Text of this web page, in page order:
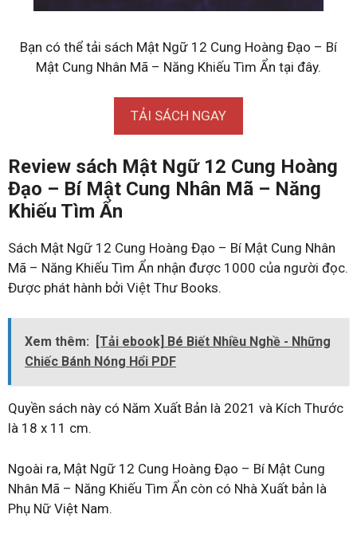
Bạn có thể tải sách Mật Ngữ 12 Cung Hoàng Đạo – Bí
Mật Cung Nhân Mã – Năng Khiếu Tìm Ẩn tại đây.
TẢI SÁCH NGAY
Review sách Mật Ngữ 12 Cung Hoàng
Đạo – Bí Mật Cung Nhân Mã – Năng
Khiếu Tìm Ẩn
Sách Mật Ngữ 12 Cung Hoàng Đạo – Bí Mật Cung Nhân
Mã – Năng Khiếu Tìm Ẩn nhận được 1000 của người đọc.
Được phát hành bởi Việt Thư Books.
Xem thêm:
[Tải ebook] Bé Biết Nhiều Nghề - Những
Chiếc Bánh Nóng Hổi PDF
Quyền sách này có Năm Xuất Bản là 2021 và Kích Thước
là 18 x 11 cm.
Ngoài ra, Mật Ngữ 12 Cung Hoàng Đạo – Bí Mật Cung
Nhân Mã – Năng Khiếu Tìm Ẩn còn có Nhà Xuất bản là
Phụ Nữ Việt Nam.